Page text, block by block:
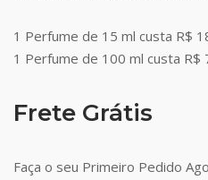
1 Perfume de 15 ml custa R$
1 Perfume de 100 ml custa R$
Frete Grátis
Faça o seu Primeiro Pedido